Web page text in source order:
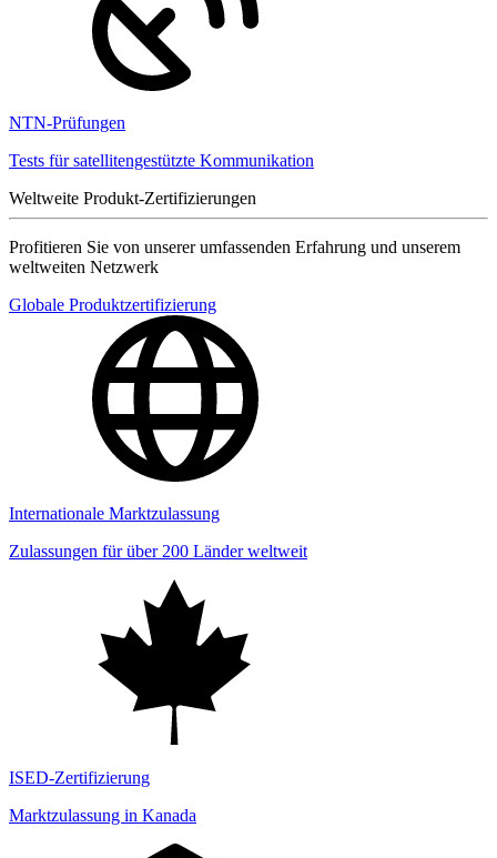
NTN-Prüfungen
Tests für satellitengestützte Kommunikation
Weltweite Produkt-Zertifizierungen
Profitieren Sie von unserer umfassenden Erfahrung und unserem
weltweiten Netzwerk
Globale Produktzertifizierung
Internationale Marktzulassung
Zulassungen für über 200 Länder weltweit
ISED-Zertifizierung
Marktzulassung in Kanada